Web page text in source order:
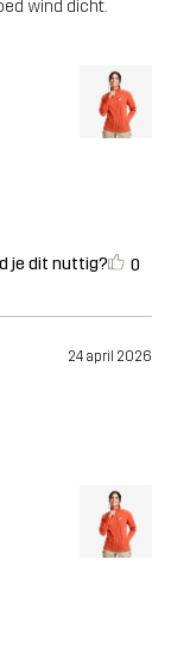
wind dicht.
je dit nuttig? 0
24 april 2026